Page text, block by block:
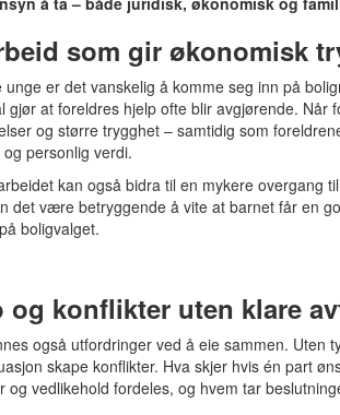
som gir økonomisk
unge er det vanskelig å komme seg inn på
gjør at foreldres hjelp ofte blir avgjørende.
og større trygghet – samtidig som
personlig verdi.
kan også bidra til en mykere overgang
det være betryggende å vite at barnet får en
boligvalget.
og konflikter uten klare
også utfordringer ved å eie sammen. Uten
skape konflikter. Hva skjer hvis én part
og vedlikehold fordeles, og hvem tar